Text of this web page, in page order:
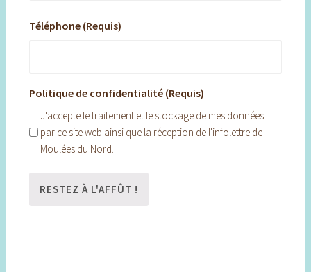
Téléphone (Requis)
Politique de confidentialité (Requis)
J'accepte le traitement et le stockage de mes données
par ce site web ainsi que la réception de l'infolettre de
Moulées du Nord.